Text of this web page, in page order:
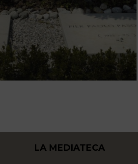
LA MEDIATECA